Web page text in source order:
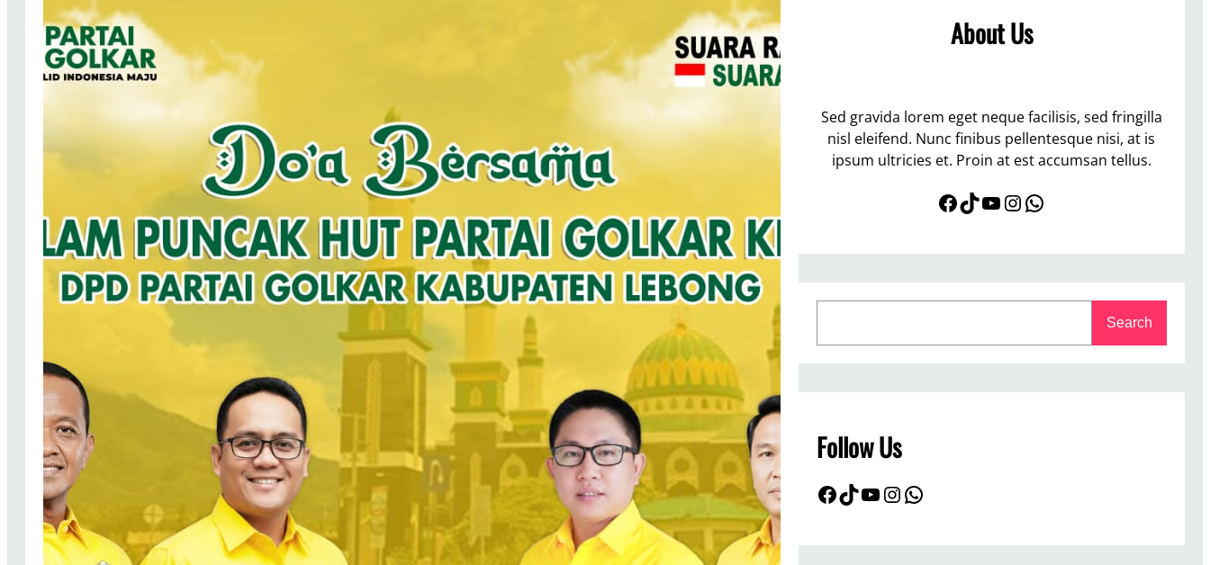
About Us
Sed gravida lorem eget neque facilisis, sed fringilla
nisl eleifend. Nunc finibus pellentesque nisi, at is
ipsum ultricies et. Proin at est accumsan tellus.
Facebook TikTok YouTube InstagramWhatsApp
c
Search
Follow Us
Facebook TikTok YouTube InstagramWhatsApp